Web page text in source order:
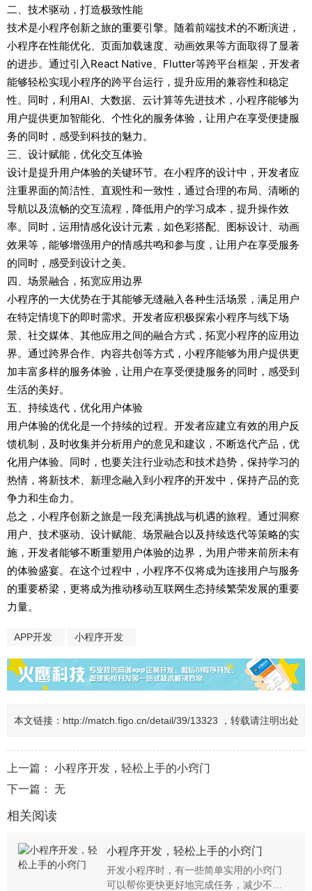
二、技术驱动，打造极致性能
技术是小程序创新之旅的重要引擎。随着前端技术的不断演进，
小程序在性能优化、页面加载速度、动画效果等方面取得了显著
的进步。通过引入React Native、Flutter等跨平台框架，开发者
能够轻松实现小程序的跨平台运行，提升应用的兼容性和稳定
性。同时，利用AI、大数据、云计算等先进技术，小程序能够为
用户提供更加智能化、个性化的服务体验，让用户在享受便捷服
务的同时，感受到科技的魅力。
三、设计赋能，优化交互体验
设计是提升用户体验的关键环节。在小程序的设计中，开发者应
注重界面的简洁性、直观性和一致性，通过合理的布局、清晰的
导航以及流畅的交互流程，降低用户的学习成本，提升操作效
率。同时，运用情感化设计元素，如色彩搭配、图标设计、动画
效果等，能够增强用户的情感共鸣和参与度，让用户在享受服务
的同时，感受到设计之美。
四、场景融合，拓宽应用边界
小程序的一大优势在于其能够无缝融入各种生活场景，满足用户
在特定情境下的即时需求。开发者应积极探索小程序与线下场
景、社交媒体、其他应用之间的融合方式，拓宽小程序的应用边
界。通过跨界合作、内容共创等方式，小程序能够为用户提供更
加丰富多样的服务体验，让用户在享受便捷服务的同时，感受到
生活的美好。
五、持续迭代，优化用户体验
用户体验的优化是一个持续的过程。开发者应建立有效的用户反
馈机制，及时收集并分析用户的意见和建议，不断迭代产品，优
化用户体验。同时，也要关注行业动态和技术趋势，保持学习的
热情，将新技术、新理念融入到小程序的开发中，保持产品的竞
争力和生命力。
总之，小程序创新之旅是一段充满挑战与机遇的旅程。通过洞察
用户、技术驱动、设计赋能、场景融合以及持续迭代等策略的实
施，开发者能够不断重塑用户体验的边界，为用户带来前所未有
的体验盛宴。在这个过程中，小程序不仅将成为连接用户与服务
的重要桥梁，更将成为推动移动互联网生态持续繁荣发展的重要
力量。
APP开发 小程序开发
本文链接： http://match.figo.cn/detail/39/13323 ，转载请注明出处
上一篇： 小程序开发，轻松上手的小窍门
下一篇： 无
相关阅读
小程序开发，轻松上手的小窍门
开发小程序时，有一些简单实用的小窍门
可以帮你更快更好地完成任务，减少不必